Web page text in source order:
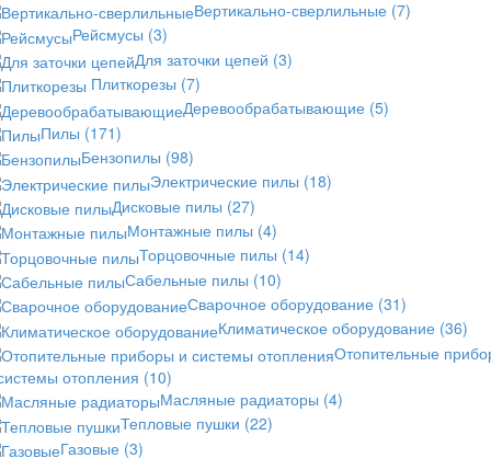
Вертикально-сверлильные (7)
Рейсмусы (3)
Для заточки цепей (3)
Плиткорезы (7)
Деревообрабатывающие (5)
Пилы (171)
Бензопилы (98)
Электрические пилы (18)
Дисковые пилы (27)
Монтажные пилы (4)
Торцовочные пилы (14)
Сабельные пилы (10)
Сварочное оборудование (31)
Климатическое оборудование (36)
Отопительные
отопления (10)
Масляные радиаторы (4)
Тепловые пушки (22)
Газовые (3)